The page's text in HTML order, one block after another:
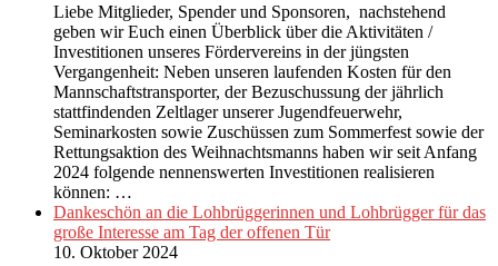
Liebe Mitglieder, Spender und Sponsoren, nachstehend
geben wir Euch einen Überblick über die Aktivitäten /
Investitionen unseres Fördervereins in der jüngsten
Vergangenheit: Neben unseren laufenden Kosten für den
Mannschaftstransporter, der Bezuschussung der jährlich
stattfindenden Zeltlager unserer Jugendfeuerwehr,
Seminarkosten sowie Zuschüssen zum Sommerfest sowie der
Rettungsaktion des Weihnachtsmanns haben wir seit Anfang
2024 folgende nennenswerten Investitionen realisieren
können: …
Dankeschön an die Lohbrüggerinnen und Lohbrügger für das
große Interesse am Tag der offenen Tür
10. Oktober 2024